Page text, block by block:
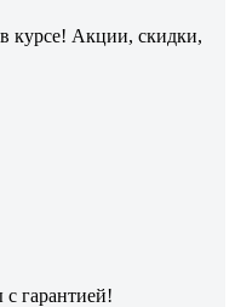
в курсе! Акции, скидки,
гарантией!